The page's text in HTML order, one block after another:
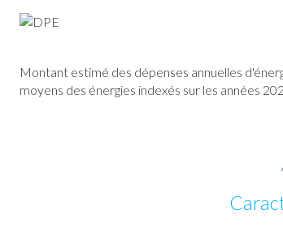
Montant estimé des dépenses annuelles
moyens des énergies indexés sur les années